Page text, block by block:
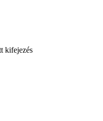
kifejezés